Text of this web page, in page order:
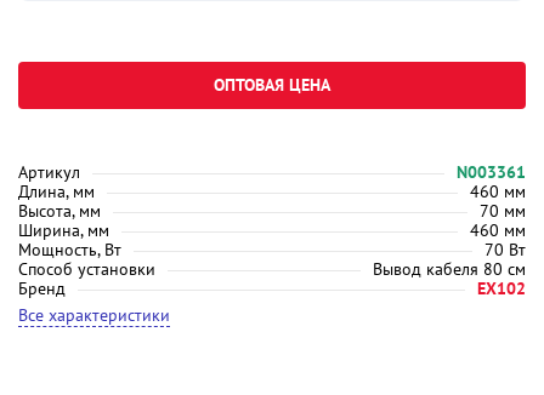
Артикул
N003361
Длина, мм
460 мм
Высота, мм
70 мм
Ширина, мм
460 мм
Мощность, Вт
70 Вт
Способ установки
Вывод кабеля 80 см
Бренд
EX102
Все характеристики
ОПТОВАЯ ЦЕНА